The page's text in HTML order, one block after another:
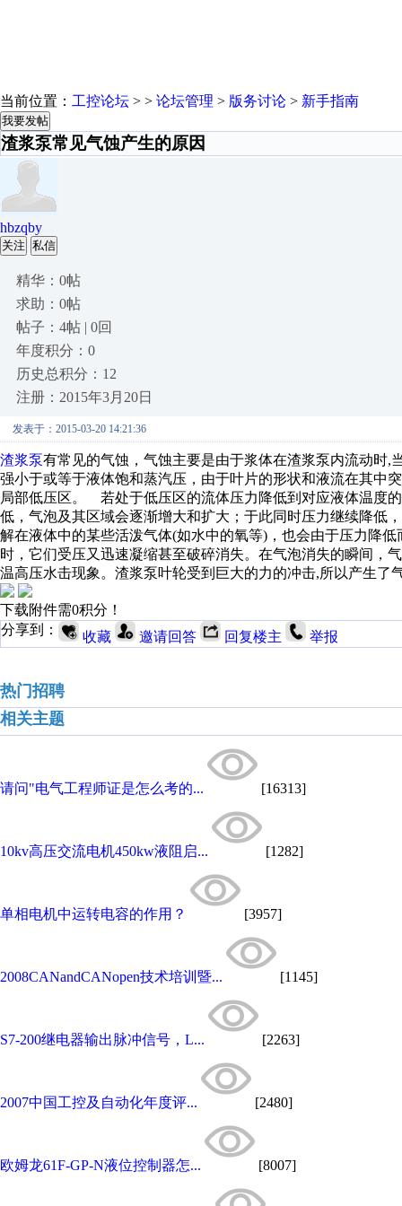
当前位置： 工控论坛 > > 论坛管理 > 版务讨论 > 新手指南
我要发帖
渣浆泵常见气蚀产生的原因
hbzqby
关注 私信
精华：0帖
求助：0帖
帖子：4帖 | 0回
年度积分：0
历史总积分：12
注册：2015年3月20日
发表于：2015-03-20 14:21:36
渣浆泵有常见的气蚀，气蚀主要是由于浆体在渣浆泵内流动时
强小于或等于液体饱和蒸汽压，由于叶片的形状和液流在其中
局部低压区。 若处于低压区的流体压力降低到对应液体温度
低，气泡及其区域会逐渐增大和扩大；于此同时压力继续降低
解在液体中的某些活泼气体(如水中的氧等)，也会由于压力降
时，它们受压又迅速凝缩甚至破碎消失。在气泡消失的瞬间，
温高压水击现象。渣浆泵叶轮受到巨大的力的冲击,所以产生了
下载附件需0积分！
分享到：
收藏 邀请回答 回复楼主 举报
热门招聘
相关主题
请问"电气工程师证是怎么考的... [16313]
10kv高压交流电机450kw液阻启... [1282]
单相电机中运转电容的作用？ [3957]
2008CANandCANopen技术培训暨... [1145]
S7-200继电器输出脉冲信号，L... [2263]
2007中国工控及自动化年度评... [2480]
欧姆龙61F-GP-N液位控制器怎... [8007]